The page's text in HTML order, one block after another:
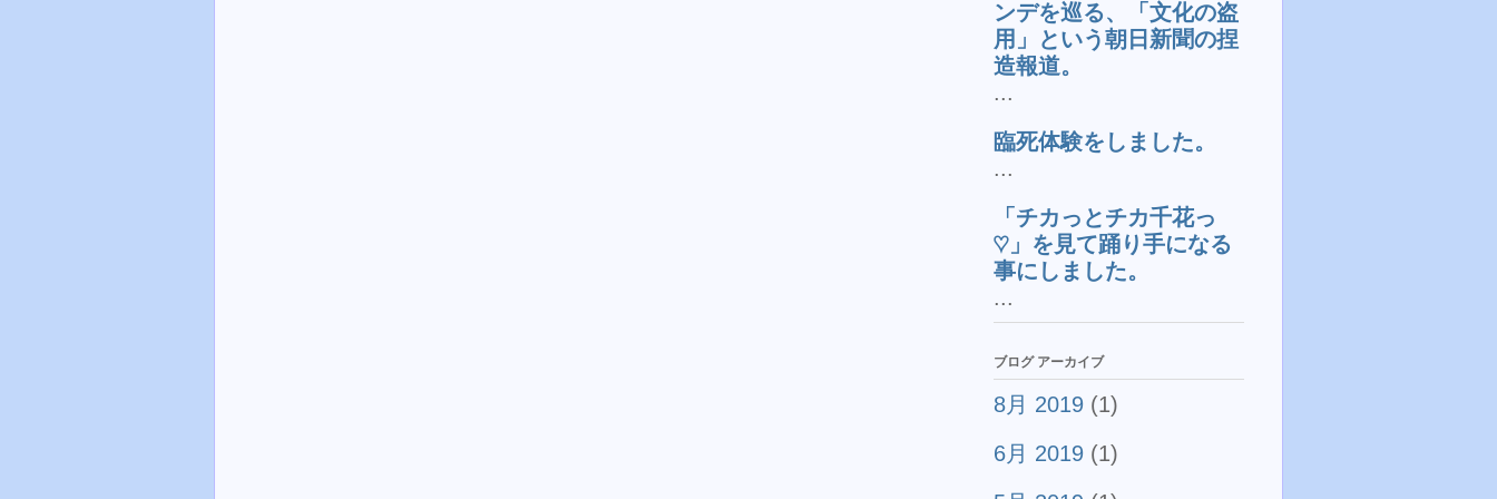
ンデを巡る、「文化の盗
用」という朝日新聞の捏
造報道。
...
臨死体験をしました。
...
「チカっとチカ千花っ
♡」を見て踊り手になる
事にしました。
...
ブログ アーカイブ
8月 2019 (1)
6月 2019 (1)